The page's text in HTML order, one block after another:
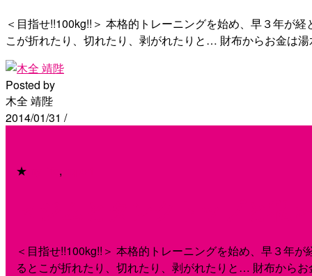
＜目指せ!!100kg!!＞ 本格的トレーニングを始め、早３年が
こが折れたり、切れたり、剥がれたりと… 財布からお金は
Posted by
木全 靖陛
2014/01/31 /
★ ,
＜目指せ!!100kg!!＞ 本格的トレーニングを始め、早３年
るとこが折れたり、切れたり、剥がれたりと… 財布から